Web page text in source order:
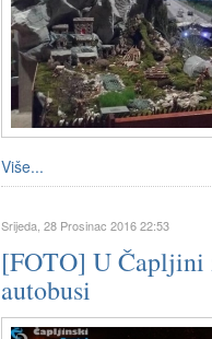
Više...
Srijeda, 28 Prosinac 2016 22:53
[FOTO] U Čapljini
autobusi